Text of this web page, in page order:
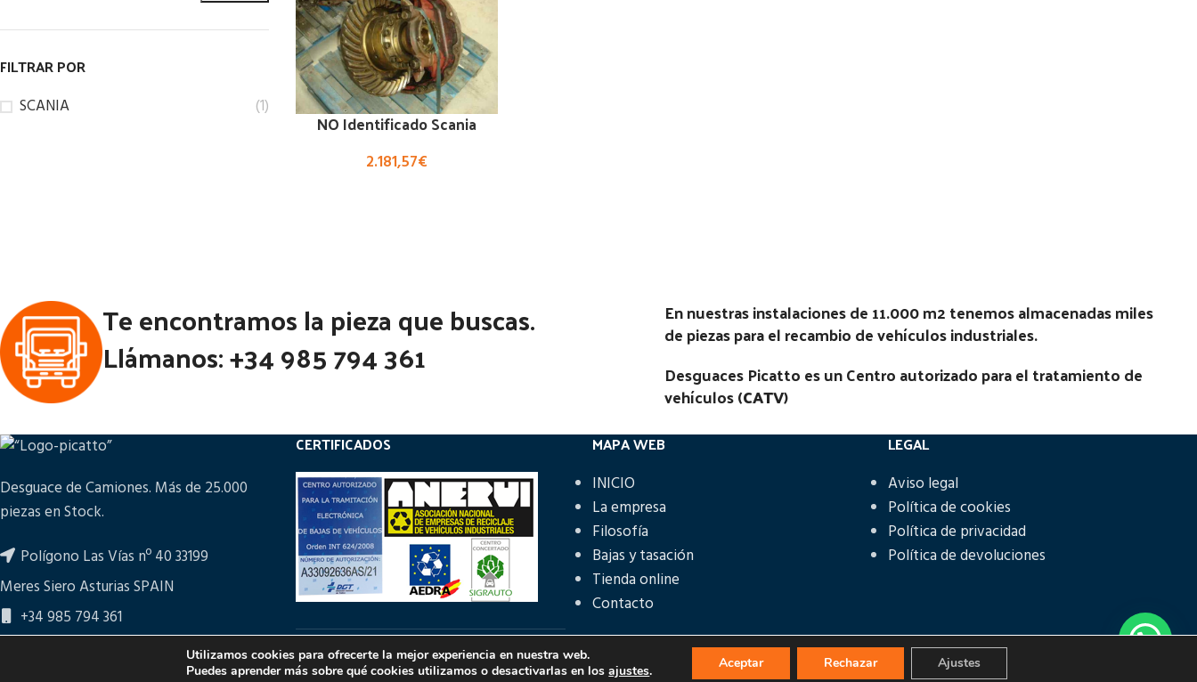
FILTRAR POR
SCANIA (1)
NO Identificado Scania
2.181,57€
Te encontramos la pieza que buscas.
Llámanos: +34 985 794 361
En nuestras instalaciones de 11.000 m2 tenemos almacenadas miles
de piezas para el recambio de vehículos industriales.
Desguaces Picatto es un Centro autorizado para el tratamiento de
vehículos (CATV)
Desguace de Camiones. Más de 25.000
piezas en Stock.
Polígono Las Vías nº 40 33199
Meres Siero Asturias SPAIN
+34 985 794 361
CERTIFICADOS
PULSA PARA MÁS INFORMACIÓN
MAPA WEB
INICIO
La empresa
Filosofía
Bajas y tasación
Tienda online
Contacto
LEGAL
Aviso legal
Política de cookies
Política de privacidad
Política de devoluciones
Utilizamos cookies para ofrecerte la mejor experiencia en nuestra web.
Puedes aprender más sobre qué cookies utilizamos o desactivarlas en losajustes. Aceptar Rechazar Ajustes